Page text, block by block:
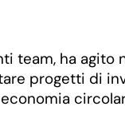
team, ha
progetti di